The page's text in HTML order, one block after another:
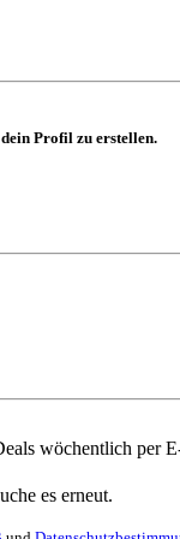
Profil zu erstellen.
wöchentlich per
es erneut.